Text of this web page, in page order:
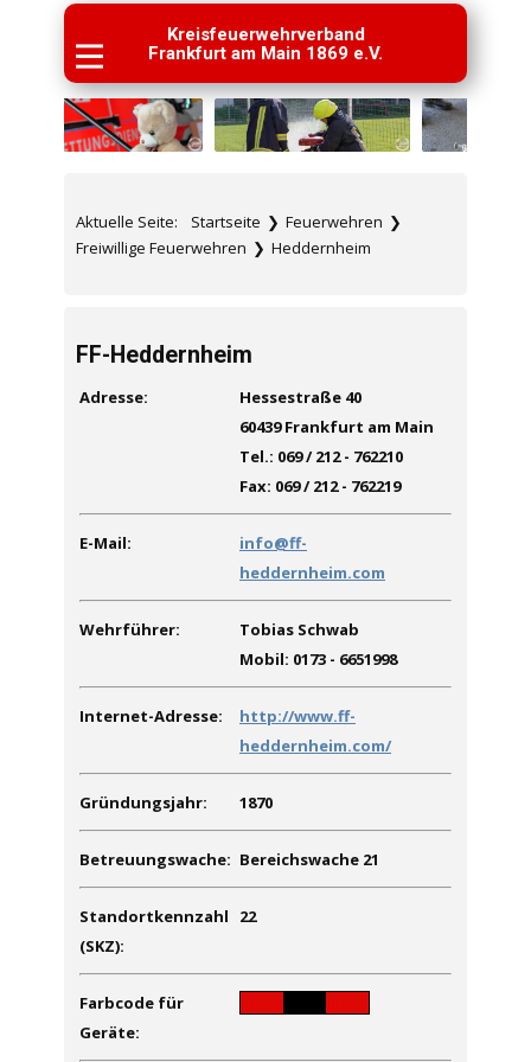
Kreisfeuerwehrverband
Frankfurt am Main 1869 e.V.
Aktuelle Seite: Startseite ❯ Feuerwehren ❯
Freiwillige Feuerwehren ❯ Heddernheim
FF-Heddernheim
Adresse:
Hessestraße 40
60439 Frankfurt am Main
Tel.: 069 / 212 - 762210
Fax: 069 / 212 - 762219
E-Mail:
info@ff-
heddernheim.com
Wehrführer:
Tobias Schwab
Mobil: 0173 - 6651998
Internet-Adresse:
http://www.ff-
heddernheim.com/
Gründungsjahr: 1870
Betreuungswache: Bereichswache 21
Standortkennzahl
(SKZ):
22
Farbcode für
Geräte: